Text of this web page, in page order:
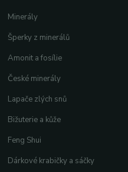
Minerály
Šperky z minerálů
Amonit a fosílie
České minerály
Lapače zlých snů
Bižuterie a kůže
Feng Shui
Dárkové krabičky a sáčky